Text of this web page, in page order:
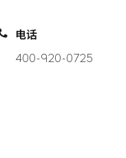
电话
400-920-0725